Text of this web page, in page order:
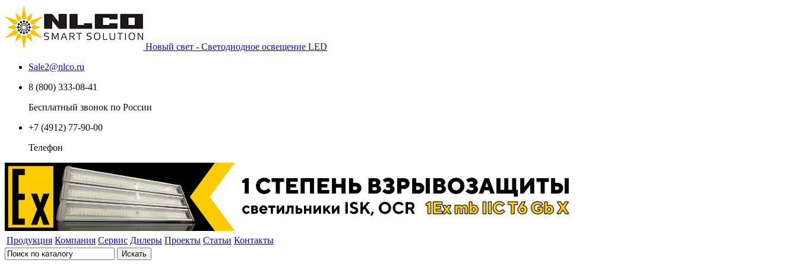
Новый свет - Светодиодное освещение LED
Sale2@nlco.ru
8 (800) 333-08-41
Бесплатный звонок по России
+7 (4912) 77-90-00
Телефон
Продукция Компания Сервис Дилеры Проекты Статьи Контакты